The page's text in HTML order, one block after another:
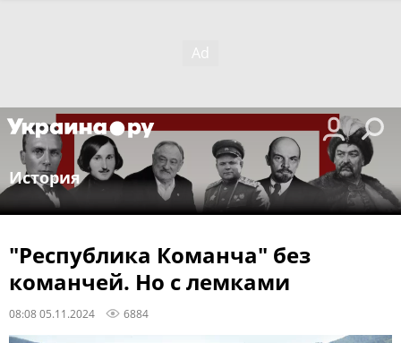
История
"Республика Команча" без
команчей. Но с лемками
08:08 05.11.2024 6884